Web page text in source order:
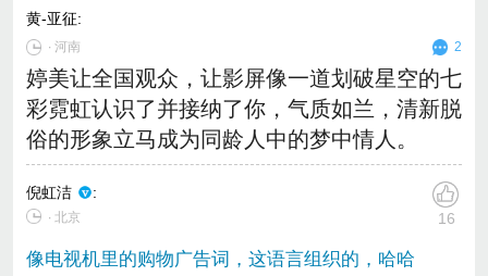
黄-亚征:
∙河南 2
婷美让全国观众，让影屏像一道划破星空的七
彩霓虹认识了并接纳了你，气质如兰，清新脱
俗的形象立马成为同龄人中的梦中情人。
倪虹洁 :
∙ 北京 16
像电视机里的购物广告词，这语言组织的，哈哈